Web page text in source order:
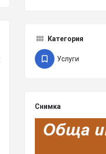
Категория
Услуги
Снимка